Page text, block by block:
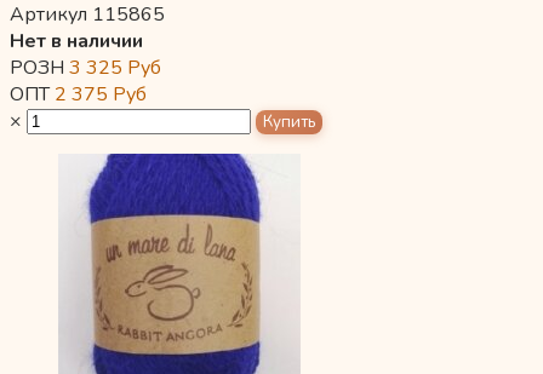
Артикул 115865
Нет в наличии
РОЗН 3 325 Руб
ОПТ2 375 Руб
×